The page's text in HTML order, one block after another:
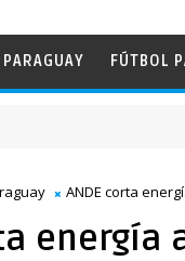
FÚTBOL
ANDE corta
energía